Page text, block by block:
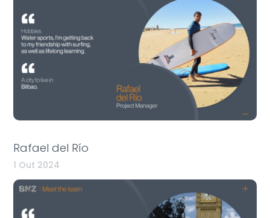
Rafael del Río
1 Out 2024